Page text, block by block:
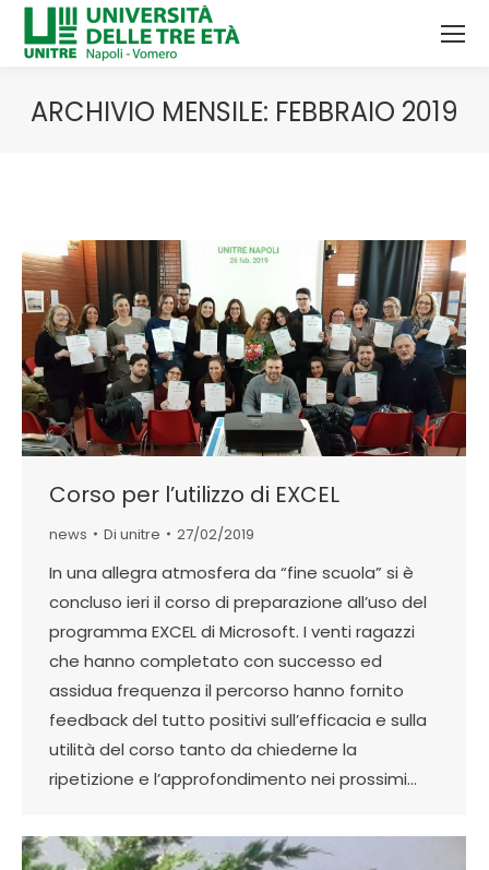
ARCHIVIO MENSILE: FEBBRAIO 2019
Corso per l’utilizzo di EXCEL
news Di unitre 27/02/2019
In una allegra atmosfera da “fine scuola” si è
concluso ieri il corso di preparazione all’uso del
programma EXCEL di Microsoft. I venti ragazzi
che hanno completato con successo ed
assidua frequenza il percorso hanno fornito
feedback del tutto positivi sull’efficacia e sulla
utilità del corso tanto da chiederne la
ripetizione e l’approfondimento nei prossimi…